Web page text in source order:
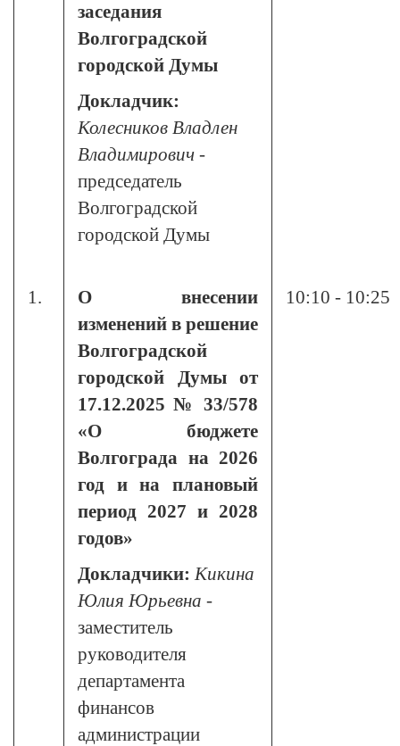
заседания
Волгоградской
городской Думы
Докладчик:
Колесников Владлен
Владимирович -
председатель
Волгоградской
городской Думы
1.
О внесении
изменений в решение
Волгоградской
городской Думы от
17.12.2025 № 33/578
«О бюджете
Волгограда на 2026
год и на плановый
период 2027 и 2028
годов»
Докладчики: Кикина
Юлия Юрьевна -
заместитель
руководителя
департамента
финансов
администрации
10:10 - 10:25